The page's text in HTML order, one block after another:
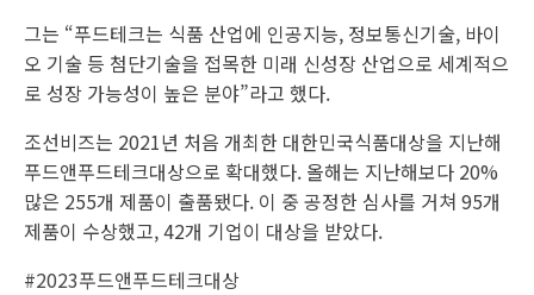
그는 “푸드테크는 식품 산업에 인공지능, 정보통신기술, 바이
오 기술 등 첨단기술을 접목한 미래 신성장 산업으로 세계적으
로 성장 가능성이 높은 분야”라고 했다.
조선비즈는 2021년 처음 개최한 대한민국식품대상을 지난해
푸드앤푸드테크대상으로 확대했다. 올해는 지난해보다 20%
많은 255개 제품이 출품됐다. 이 중 공정한 심사를 거쳐 95개
제품이 수상했고, 42개 기업이 대상을 받았다.
#2023푸드앤푸드테크대상